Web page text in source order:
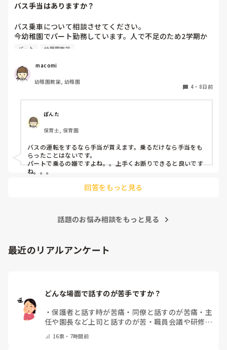
それに加えて
バス手当はありますか？
バス乗車について相談させてください。
今幼稚園でパート勤務しています。人で不足のため2学期か
らはバスにも乗ってほしいと言われてます。同じパートの先
果的にそう言うことを言わない私にバス乗車の話がやってき
ました。バスに乗る場合はバス手当があるものなのでしょう
か？？？
パート 幼稚園教諭
macomi
幼稚園教諭, 幼稚園
4 ・ 8日前
ぽんた
保育士, 保育園
バスの運転をするなら手当が貰えます。乗るだけなら手当をも
らったことはないです。
パートで乗るの嫌ですよね。。上手くお断りできると良いです
ね。。。
回答をもっと見る
話題のお悩み相談をもっと見る
最近のリアルアンケート
どんな場面で話すのが苦手ですか？
・保護者と話す時が苦痛 ・ 同僚と話すのが苦痛 ・ 主
任や園長など上司と話すのが苦 ・ 職員会議や研修場
他(コメントで教えてください)
16票・ 7時間前